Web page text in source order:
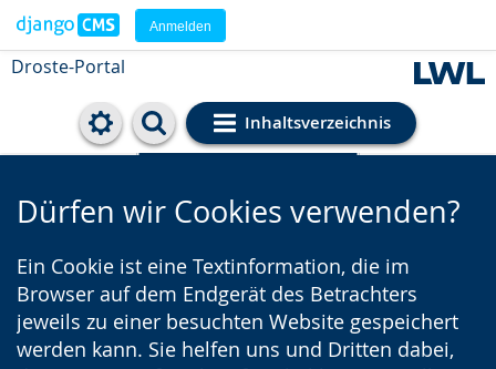
Anmelden
Droste-Portal
Inhaltsverzeichnis
Cookie-Einstellungen
Dürfen wir Cookies verwenden?
Ein Cookie ist eine Textinformation, die im
Browser auf dem Endgerät des Betrachters
jeweils zu einer besuchten Website gespeichert
werden kann. Sie helfen uns und Dritten dabei,